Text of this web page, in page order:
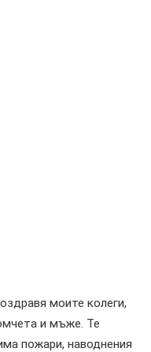
моите колеги,
и мъже. Те
пожари, наводнения